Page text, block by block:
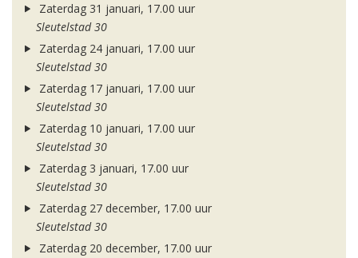
Zaterdag 31 januari, 17.00 uur
Sleutelstad 30
Zaterdag 24 januari, 17.00 uur
Sleutelstad 30
Zaterdag 17 januari, 17.00 uur
Sleutelstad 30
Zaterdag 10 januari, 17.00 uur
Sleutelstad 30
Zaterdag 3 januari, 17.00 uur
Sleutelstad 30
Zaterdag 27 december, 17.00 uur
Sleutelstad 30
Zaterdag 20 december, 17.00 uur